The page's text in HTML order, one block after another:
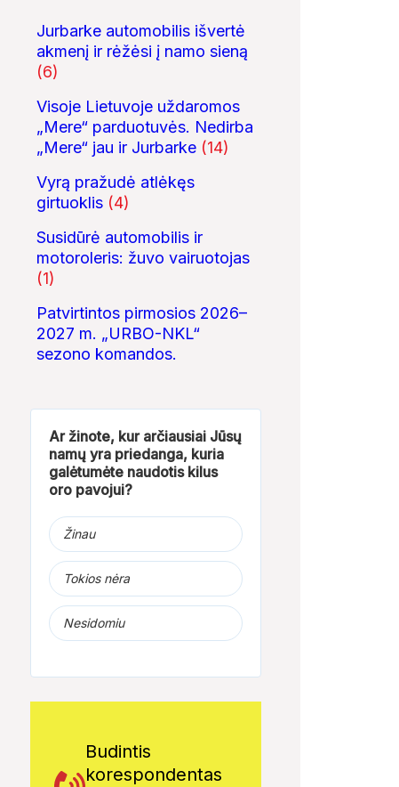
Jurbarke automobilis išvertė
akmenį ir rėžėsi į namo sieną
(6)
Visoje Lietuvoje uždaromos
„Mere“ parduotuvės. Nedirba
„Mere“ jau ir Jurbarke (14)
Vyrą pražudė atlėkęs
girtuoklis (4)
Susidūrė automobilis ir
motoroleris: žuvo vairuotojas
(1)
Patvirtintos pirmosios 2026–
2027 m. „URBO-NKL“
sezono komandos.
Ar žinote, kur arčiausiai Jūsų
namų yra priedanga, kuria
galėtumėte naudotis kilus
oro pavojui?
Žinau
Tokios nėra
Nesidomiu
Budintis
korespondentas